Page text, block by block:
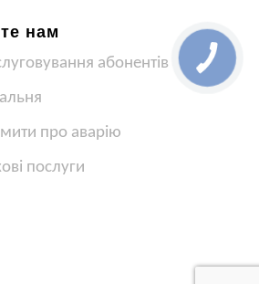
нам
абонентів
про аварію
послуги